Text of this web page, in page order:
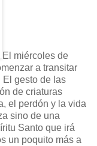
El miércoles de
a transitar
El gesto de las
de criaturas
el perdón y la vida
sino de una
Santo que irá
un poquito más a